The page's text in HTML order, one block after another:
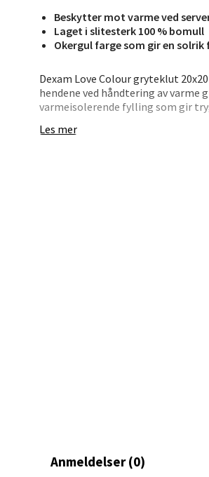
Beskytter mot varme ved
Laget i slitesterk 100 % bomull
Okergul farge som gir en solrik
Dexam Love Colour gryteklut
hendene ved håndtering av varme
varmeisolerende fylling som gir
Den vatterte utformingen gir et
Les mer
Anmeldelser (0)